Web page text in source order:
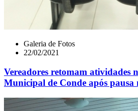
Galeria de Fotos
22/02/2021
Vereadores retomam atividades
Municipal de Conde após pausa